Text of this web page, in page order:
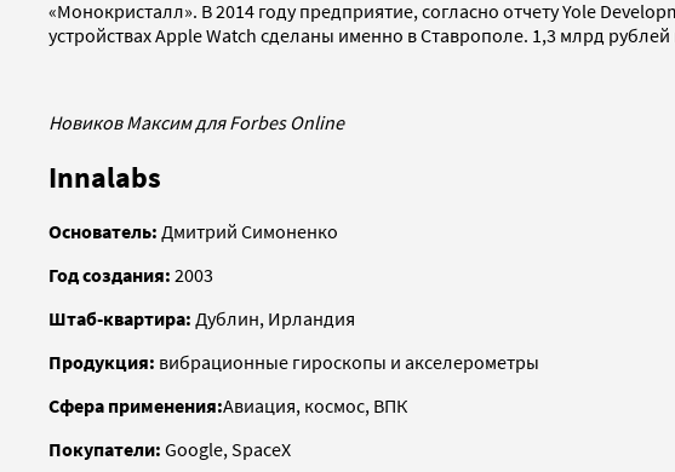
«Монокристалл». В 2014 году предприятие, согласно отчету Yole
устройствах Apple Watch сделаны именно в Ставрополе. 1,3 млрд
Новиков Максим для Forbes Online
Innalabs
Основатель: Дмитрий Симоненко
Год создания: 2003
Штаб-квартира: Дублин, Ирландия
Продукция: вибрационные гироскопы и акселерометры
Сфера применения:Авиация, космос, ВПК
Покупатели: Google, SpaceX